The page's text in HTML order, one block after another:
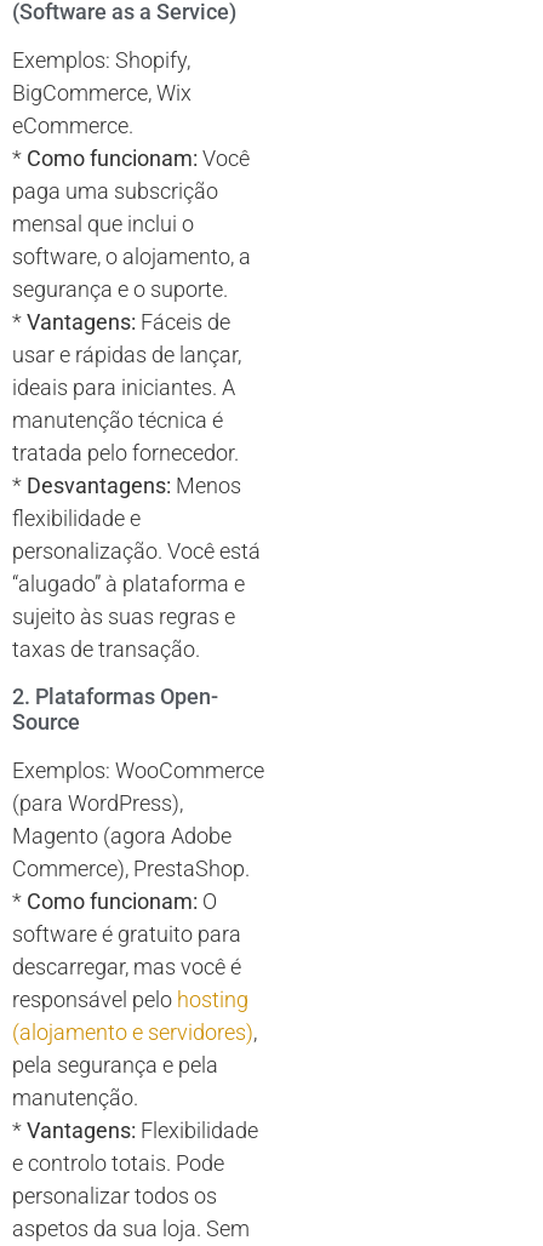
(Software as a Service)
Exemplos: Shopify,
BigCommerce, Wix
eCommerce.
* Como funcionam: Você
paga uma subscrição
mensal que inclui o
software, o alojamento, a
segurança e o suporte.
*Vantagens: Fáceis de
usar e rápidas de lançar,
ideais para iniciantes. A
manutenção técnica é
tratada pelo fornecedor.
* Desvantagens: Menos
flexibilidade e
personalização. Você está
“alugado” à plataforma e
sujeito às suas regras e
taxas de transação.
2. Plataformas Open-
Source
Exemplos: WooCommerce
(para WordPress),
Magento (agora Adobe
Commerce), PrestaShop.
* Como funcionam: O
software é gratuito para
descarregar, mas você é
responsável pelo hosting
(alojamento e servidores),
pela segurança e pela
manutenção.
*Vantagens: Flexibilidade
e controlo totais. Pode
personalizar todos os
aspetos da sua loja. Sem